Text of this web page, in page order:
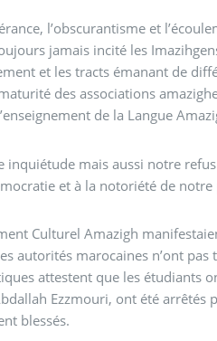
l’obscurantisme et
jamais incité les
et les tracts émanant de
des associations
de la Langue
mais aussi notre
et à la notoriété de notre
Culturel Amazigh
autorités marocaines n’ont pas
attestent que les étudiants
Ezzmouri, ont été arrêtés
blessés.